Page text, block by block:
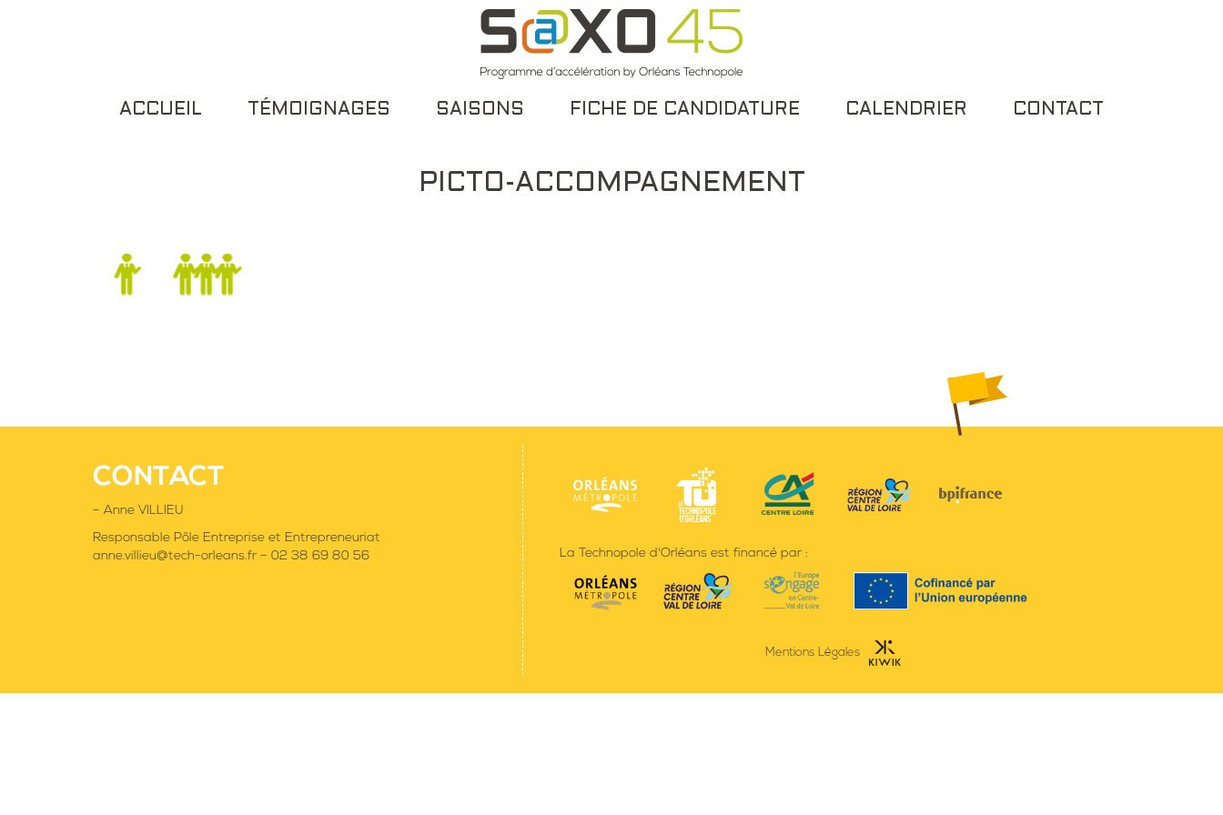
ACCUEIL TÉMOIGNAGES SAISONS FICHE DE CANDIDATURE CALENDRIER CONTACT
PICTO-ACCOMPAGNEMENT
CONTACT
– Anne VILLIEU
Responsable Pôle Entreprise et Entrepreneuriat
anne.villieu@tech-orleans.fr – 02 38 69 80 56
La Technopole d'Orléans est financé par :
Mentions Légales